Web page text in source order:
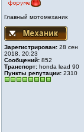
Главный мотомеханик
Зарегистрирован: 28 сен
2018, 20:23
Сообщений: 852
Транспорт: honda lead 90
Пункты репутации: 2310